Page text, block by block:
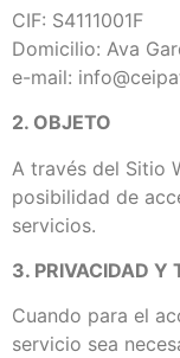
CIF: S4111001F
Domicilio: Ava
e-mail:
2. OBJETO
A través del Sitio
posibilidad de
servicios.
3. PRIVACIDAD Y
Cuando para el
servicio sea